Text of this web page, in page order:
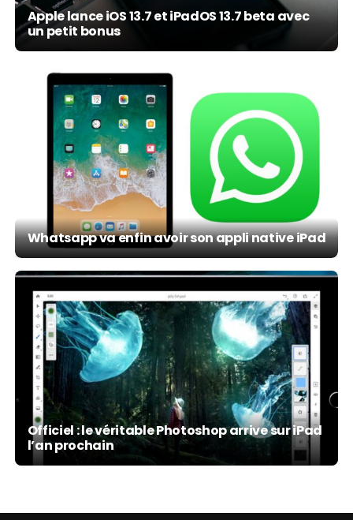
Apple lance iOS 13.7 et iPadOS 13.7 beta avec
un petit bonus
Whatsapp va enfin avoir son appli native iPad
Officiel : le véritable Photoshop arrive sur iPad
l’an prochain